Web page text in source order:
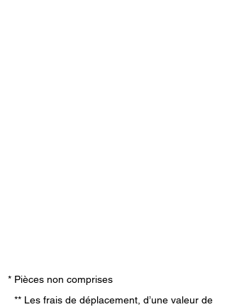
* Pièces non comprises
** Les frais de déplacement, d’une valeur de